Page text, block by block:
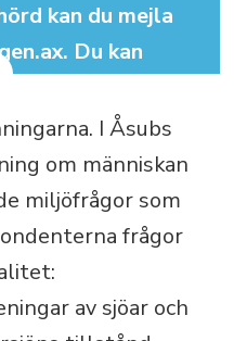
kan du mejla
Du kan
men vi
bestå av
mellanslag).
I Åsubs
om människan
miljöfrågor som
frågor
av sjöar och